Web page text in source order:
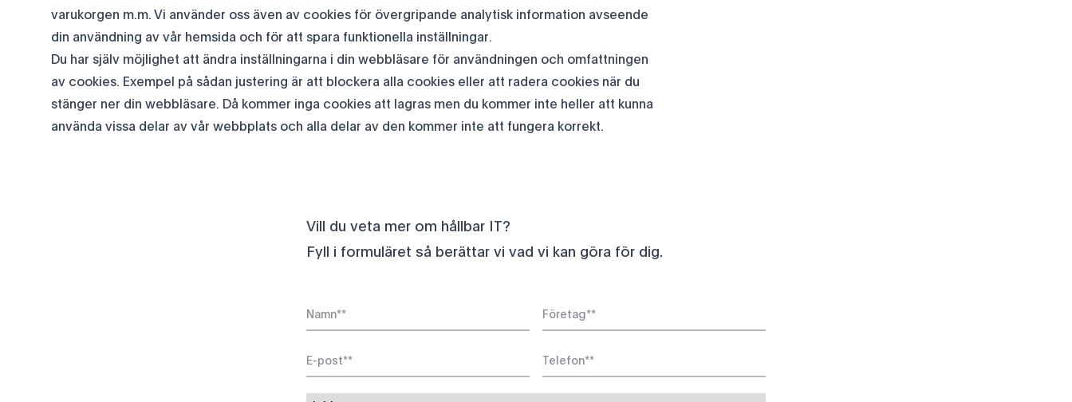
varukorgen m.m. Vi använder oss även av cookies för övergripande analytisk information avseende
din användning av vår hemsida och för att spara funktionella inställningar.
Du har själv möjlighet att ändra inställningarna i din webbläsare för användningen och omfattningen
av cookies. Exempel på sådan justering är att blockera alla cookies eller att radera cookies när du
stänger ner din webbläsare. Då kommer inga cookies att lagras men du kommer inte heller att kunna
använda vissa delar av vår webbplats och alla delar av den kommer inte att fungera korrekt.
Vill du veta mer om hållbar IT?
Fyll i formuläret så berättar vi vad vi kan göra för dig.